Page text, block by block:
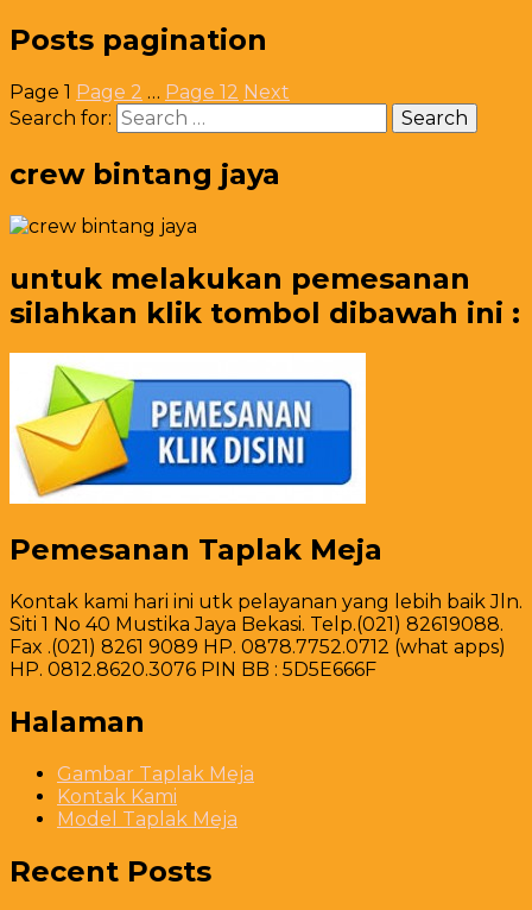
Posts pagination
Page 1 Page 2 … Page 12 Next
Search for:
crew bintang jaya
untuk melakukan pemesanan
silahkan klik tombol dibawah ini :
Pemesanan Taplak Meja
Kontak kami hari ini utk pelayanan yang lebih baik Jln.
Siti 1 No 40 Mustika Jaya Bekasi. Telp.(021) 82619088.
Fax .(021) 8261 9089 HP. 0878.7752.0712 (what apps)
HP. 0812.8620.3076 PIN BB : 5D5E666F
Halaman
Gambar Taplak Meja
Kontak Kami
Model Taplak Meja
Recent Posts